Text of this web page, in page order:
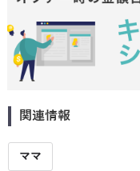
関連情報
ママ